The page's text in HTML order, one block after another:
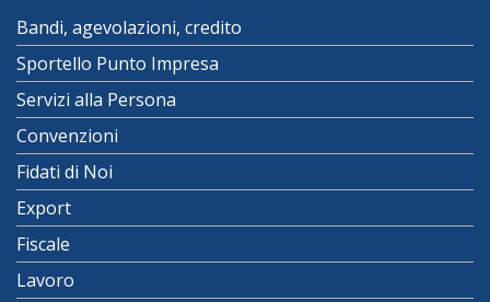
Bandi, agevolazioni, credito
Sportello Punto Impresa
Servizi alla Persona
Convenzioni
Fidati di Noi
Export
Fiscale
Lavoro